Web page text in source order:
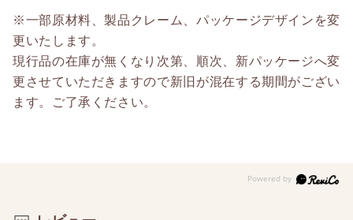
※一部原材料、製品クレーム、パッケージデザインを変
更いたします。
現行品の在庫が無くなり次第、順次、新パッケージへ変
更させていただきますので新旧が混在する期間がござい
ます。ご了承ください。